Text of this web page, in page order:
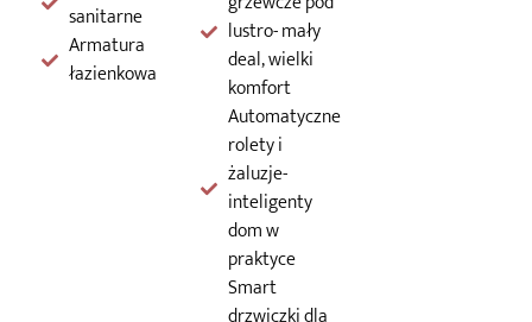
sanitarne
Armatura
łazienkowa
lustro- mały
deal, wielki
komfort
Automatyczne
rolety i
żaluzje-
inteligenty
dom w
praktyce
Smart